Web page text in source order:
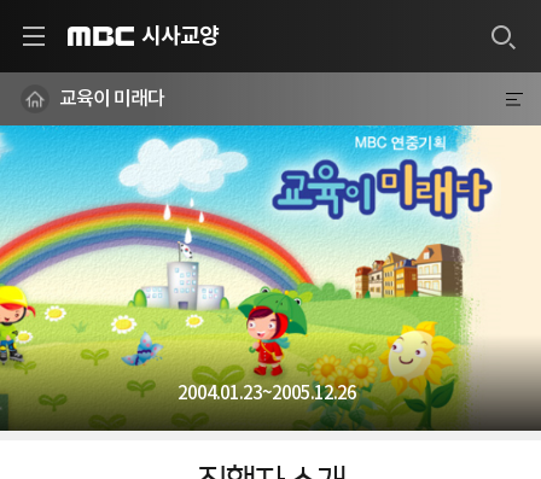
시사교양
교육이 미래다
2004.01.23~2005.12.26